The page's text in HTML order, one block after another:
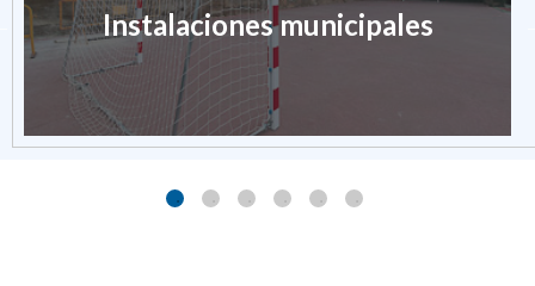
Instalaciones municipales